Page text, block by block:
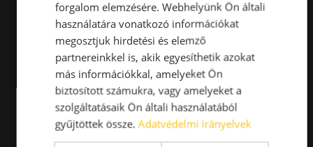
forgalom elemzésére. Webhelyünk Ön általi
használatára vonatkozó információkat
megosztjuk hirdetési és elemző
partnereinkkel is, akik egyesíthetik azokat
más információkkal, amelyeket Ön
biztosított számukra, vagy amelyeket a
szolgáltatásaik Ön általi használatából
gyűjtöttek össze.Adatvédelmi irányelvek